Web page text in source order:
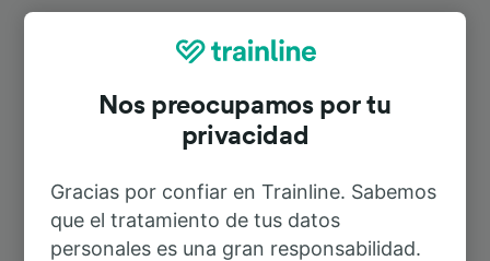
Rutas más populares desde Bad
A Leipzig Hbf
Nos preocupamos por tu
privacidad
Gracias por confiar en Trainline. Sabemos
que el tratamiento de tus datos
personales es una gran responsabilidad.